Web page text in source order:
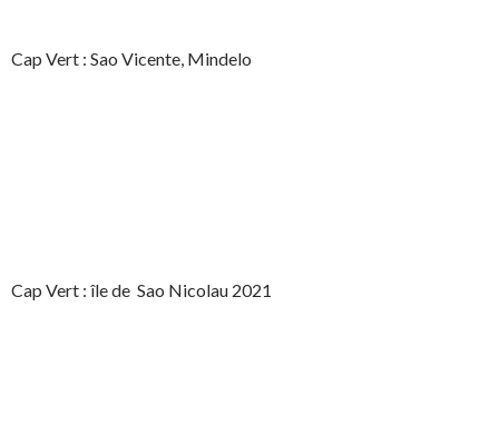
Cap Vert : Sao Vicente, Mindelo
Cap Vert : île de Sao Nicolau 2021